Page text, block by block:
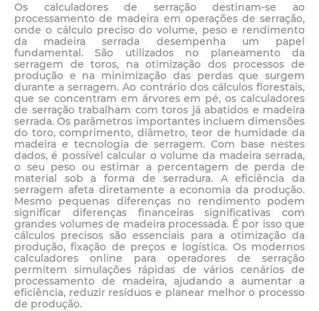
Os calculadores de serração destinam-se ao
processamento de madeira em operações de serração,
onde o cálculo preciso do volume, peso e rendimento
da madeira serrada desempenha um papel
fundamental. São utilizados no planeamento da
serragem de toros, na otimização dos processos de
produção e na minimização das perdas que surgem
durante a serragem. Ao contrário dos cálculos florestais,
que se concentram em árvores em pé, os calculadores
de serração trabalham com toros já abatidos e madeira
serrada. Os parâmetros importantes incluem dimensões
do toro, comprimento, diâmetro, teor de humidade da
madeira e tecnologia de serragem. Com base nestes
dados, é possível calcular o volume da madeira serrada,
o seu peso ou estimar a percentagem de perda de
material sob a forma de serradura. A eficiência da
serragem afeta diretamente a economia da produção.
Mesmo pequenas diferenças no rendimento podem
significar diferenças financeiras significativas com
grandes volumes de madeira processada. É por isso que
cálculos precisos são essenciais para a otimização da
produção, fixação de preços e logística. Os modernos
calculadores online para operadores de serração
permitem simulações rápidas de vários cenários de
processamento de madeira, ajudando a aumentar a
eficiência, reduzir resíduos e planear melhor o processo
de produção.